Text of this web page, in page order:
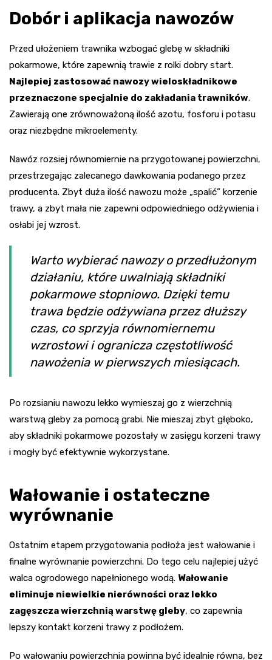
Dobór i aplikacja nawozów
Przed ułożeniem trawnika wzbogać glebę w składniki
pokarmowe, które zapewnią trawie z rolki dobry start.
Najlepiej zastosować nawozy wieloskładnikowe
przeznaczone specjalnie do zakładania trawników.
Zawierają one zrównoważoną ilość azotu, fosforu i potasu
oraz niezbędne mikroelementy.
Nawóz rozsiej równomiernie na przygotowanej powierzchni,
przestrzegając zalecanego dawkowania podanego przez
producenta. Zbyt duża ilość nawozu może „spalić” korzenie
trawy, a zbyt mała nie zapewni odpowiedniego odżywienia i
osłabi jej wzrost.
Warto wybierać nawozy o przedłużonym
działaniu, które uwalniają składniki
pokarmowe stopniowo. Dzięki temu
trawa będzie odżywiana przez dłuższy
czas, co sprzyja równomiernemu
wzrostowi i ogranicza częstotliwość
nawożenia w pierwszych miesiącach.
Po rozsianiu nawozu lekko wymieszaj go z wierzchnią
warstwą gleby za pomocą grabi. Nie mieszaj zbyt głęboko,
aby składniki pokarmowe pozostały w zasięgu korzeni trawy
i mogły być efektywnie wykorzystane.
Wałowanie i ostateczne
wyrównanie
Ostatnim etapem przygotowania podłoża jest wałowanie i
finalne wyrównanie powierzchni. Do tego celu najlepiej użyć
walca ogrodowego napełnionego wodą. Wałowanie
eliminuje niewielkie nierówności oraz lekko
zagęszcza wierzchnią warstwę gleby, co zapewnia
lepszy kontakt korzeni trawy z podłożem.
Po wałowaniu powierzchnia powinna być idealnie równa, bez